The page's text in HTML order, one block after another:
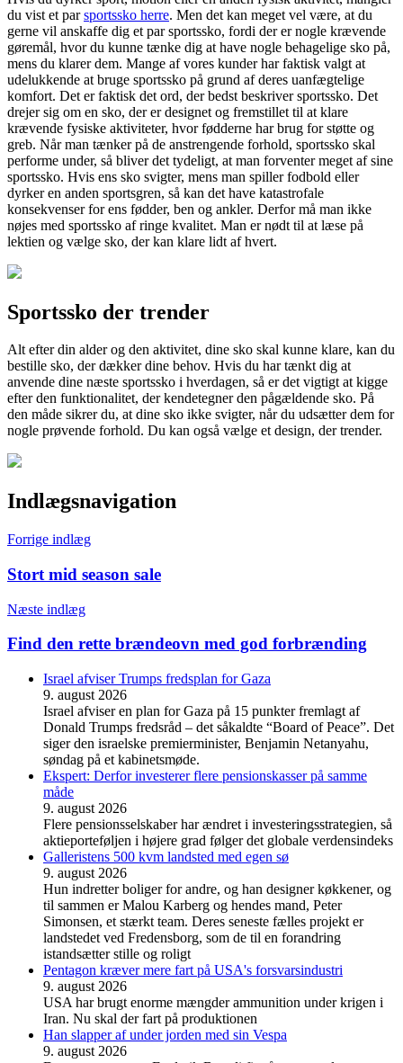
du vist et parsportssko herre. Men det kan meget vel være, at du
gerne vil anskaffe dig et par sportssko, fordi der er nogle krævende
gøremål, hvor du kunne tænke dig at have nogle behagelige sko på,
mens du klarer dem. Mange af vores kunder har faktisk valgt at
udelukkende at bruge sportssko på grund af deres uanfægtelige
komfort. Det er faktisk det ord, der bedst beskriver sportssko. Det
drejer sig om en sko, der er designet og fremstillet til at klare
krævende fysiske aktiviteter, hvor fødderne har brug for støtte og
greb. Når man tænker på de anstrengende forhold, sportssko skal
performe under, så bliver det tydeligt, at man forventer meget af sine
sportssko. Hvis ens sko svigter, mens man spiller fodbold eller
dyrker en anden sportsgren, så kan det have katastrofale
konsekvenser for ens fødder, ben og ankler. Derfor må man ikke
nøjes med sportssko af ringe kvalitet. Man er nødt til at læse på
lektien og vælge sko, der kan klare lidt af hvert.
Sportssko der trender
Alt efter din alder og den aktivitet, dine sko skal kunne klare, kan du
bestille sko, der dækker dine behov. Hvis du har tænkt dig at
anvende dine næste sportssko i hverdagen, så er det vigtigt at kigge
efter den funktionalitet, der kendetegner den pågældende sko. På
den måde sikrer du, at dine sko ikke svigter, når du udsætter dem for
nogle prøvende forhold. Du kan også vælge et design, der trender.
Indlægsnavigation
Forrige indlæg
Stort mid season sale
Næste indlæg
Find den rette brændeovn med god forbrænding
Israel afviser Trumps fredsplan for Gaza
9. august 2026
Israel afviser en plan for Gaza på 15 punkter fremlagt af
Donald Trumps fredsråd – det såkaldte “Board of Peace”. Det
siger den israelske premierminister, Benjamin Netanyahu,
søndag på et kabinetsmøde.
Ekspert: Derfor investerer flere pensionskasser på samme
måde
9. august 2026
Flere pensionsselskaber har ændret i investeringsstrategien, så
aktieporteføljen i højere grad følger det globale verdensindeks
Galleristens 500 kvm landsted med egen sø
9. august 2026
Hun indretter boliger for andre, og han designer køkkener, og
til sammen er Malou Karberg og hendes mand, Peter
Simonsen, et stærkt team. Deres seneste fælles projekt er
landstedet ved Fredensborg, som de til en forandring
istandsætter stille og roligt
Pentagon kræver mere fart på USA's forsvarsindustri
9. august 2026
USA har brugt enorme mængder ammunition under krigen i
Iran. Nu skal der fart på produktionen
Han slapper af under jorden med sin Vespa
9. august 2026